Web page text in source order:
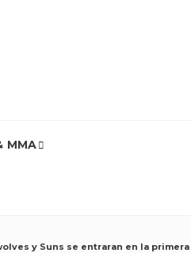
MMA
y Suns se entraran en la